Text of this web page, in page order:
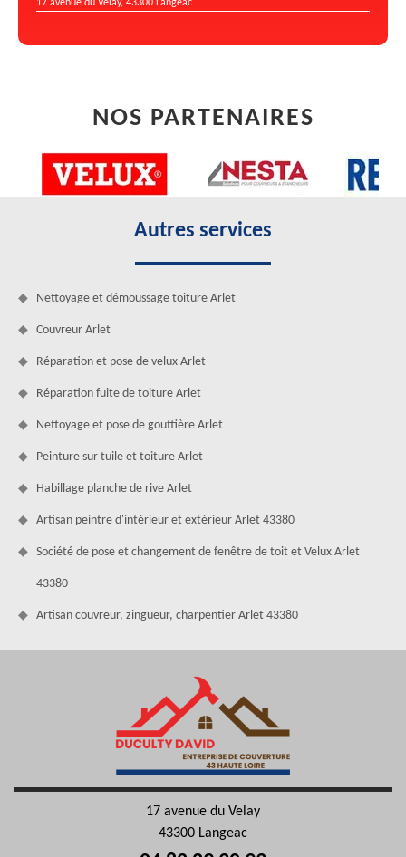
17 avenue du Velay, 43300 Langeac
NOS PARTENAIRES
Autres services
Nettoyage et démoussage toiture Arlet
Couvreur Arlet
Réparation et pose de velux Arlet
Réparation fuite de toiture Arlet
Nettoyage et pose de gouttière Arlet
Peinture sur tuile et toiture Arlet
Habillage planche de rive Arlet
Artisan peintre d'intérieur et extérieur Arlet 43380
Société de pose et changement de fenêtre de toit et Velux Arlet
43380
Artisan couvreur, zingueur, charpentier Arlet 43380
17 avenue du Velay
43300 Langeac